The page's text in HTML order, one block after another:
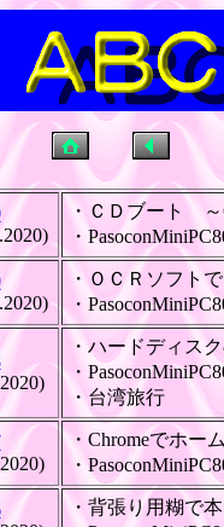
・ＣＤブート
・
・ＯＣＲソ
・
・ハードデ
・
・
・
・
・背張